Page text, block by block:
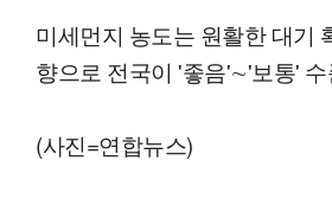
미세먼지 농도는 원활한 대기
향으로 전국이 '좋음'∼'보통'
(사진=연합뉴스)